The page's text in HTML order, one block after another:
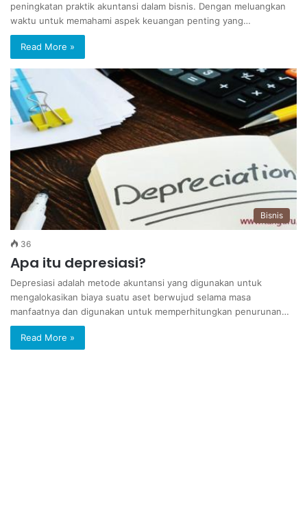
peningkatan praktik akuntansi dalam bisnis. Dengan meluangkan
waktu untuk memahami aspek keuangan penting yang…
Read More »
Bisnis
36
Apa itu depresiasi?
Depresiasi adalah metode akuntansi yang digunakan untuk
mengalokasikan biaya suatu aset berwujud selama masa
manfaatnya dan digunakan untuk memperhitungkan penurunan…
Read More »